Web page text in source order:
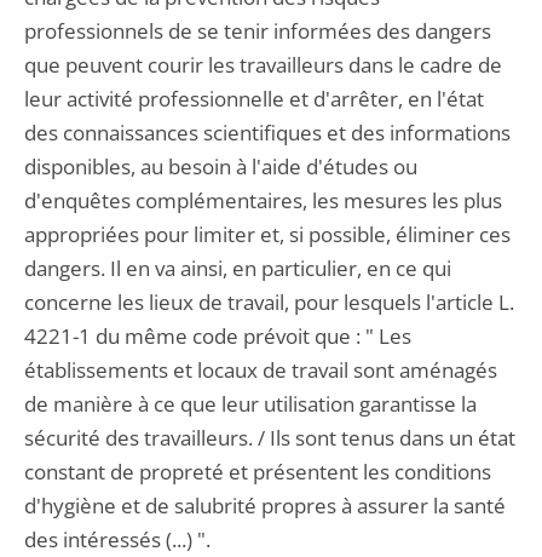
professionnels de se tenir informées des dangers
que peuvent courir les travailleurs dans le cadre de
leur activité professionnelle et d'arrêter, en l'état
des connaissances scientifiques et des informations
disponibles, au besoin à l'aide d'études ou
d'enquêtes complémentaires, les mesures les plus
appropriées pour limiter et, si possible, éliminer ces
dangers. Il en va ainsi, en particulier, en ce qui
concerne les lieux de travail, pour lesquels l'article L.
4221-1 du même code prévoit que : " Les
établissements et locaux de travail sont aménagés
de manière à ce que leur utilisation garantisse la
sécurité des travailleurs. / Ils sont tenus dans un état
constant de propreté et présentent les conditions
d'hygiène et de salubrité propres à assurer la santé
des intéressés (...) ".